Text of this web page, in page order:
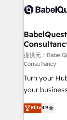
scalable retainers. Let’s make
powerful
custom API
Boutique
Hub,
CMS • ISO/
42001:2023
GuardHub:
ISO 42001 Ready for the next step? Click the 👈
'𝗖𝗼𝗻𝘁𝗮𝗰𝘁
𝘴𝘶𝘱𝘦𝘳
提供元：
Consultancy
Turn your
your business to soar 🚀
HubSpot
implement
Elite4.9